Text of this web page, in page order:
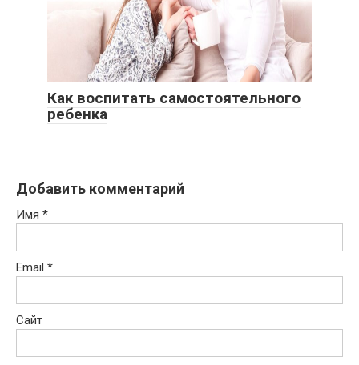
Как воспитать самостоятельного
ребенка
Добавить комментарий
Имя *
Email *
Сайт